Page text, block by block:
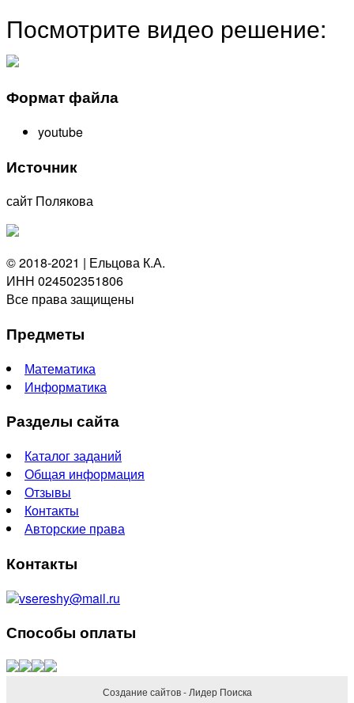
Посмотрите видео решение:
Формат файла
youtube
Источник
сайт Полякова
© 2018-2021 | Ельцова К.А.
ИНН 024502351806
Все права защищены
Предметы
Математика
Информатика
Разделы сайта
Каталог заданий
Общая информация
Отзывы
Контакты
Авторские права
Контакты
vsereshy@mail.ru
Способы оплаты
Создание сайтов - Лидер Поиска